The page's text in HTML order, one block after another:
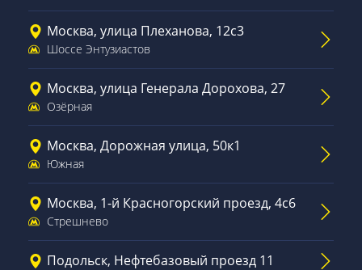
Москва, улица Плеханова, 12с3
Шоссе Энтузиастов
Москва, улица Генерала Дорохова, 27
Озёрная
Москва, Дорожная улица, 50к1
Южная
Москва, 1-й Красногорский проезд, 4с6
Стрешнево
Подольск, Нефтебазовый проезд 11